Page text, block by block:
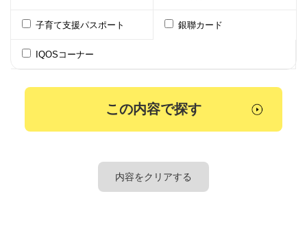
子育て支援パスポート 銀聯カード
IQOSコーナー